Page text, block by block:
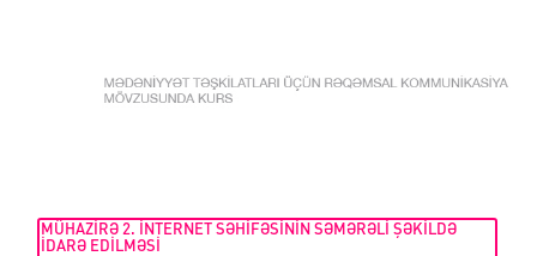
MÜHAZIRƏ 2. İNTERNET SƏHIFƏSININ SƏMƏRƏLI ŞƏKILDƏ
IDARƏ EDILMƏSI